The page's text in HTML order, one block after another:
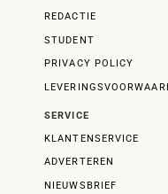
REDACTIE
STUDENT
PRIVACY POLICY
SERVICE
KLANTENSERVICE
ADVERTEREN
NIEUWSBRIEF